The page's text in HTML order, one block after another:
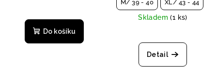
Do košíku
M/ 39 - 40 XL/ 43 - 44
Skladem(1 ks)
Detail